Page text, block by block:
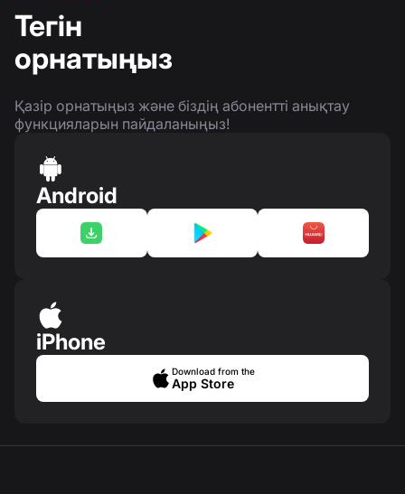
Тегін
орнатыңыз
Қазір орнатыңыз және біздің абонентті анықтау
функцияларын пайдаланыңыз!
Android
iPhone
Download from the
App Store